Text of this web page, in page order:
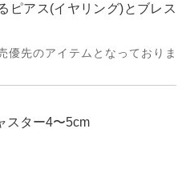
ピアス(イヤリング)とブレス
先のアイテムとなっておりま
スター4〜5cm